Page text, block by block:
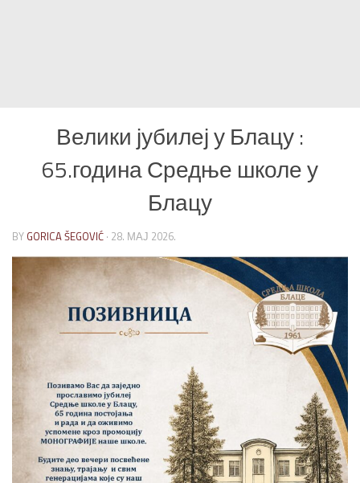
Велики јубилеј у Блацу :
65.година Средње школе у
Блацу
BY GORICA ŠEGOVIĆ · 28. МАЈ 2026.